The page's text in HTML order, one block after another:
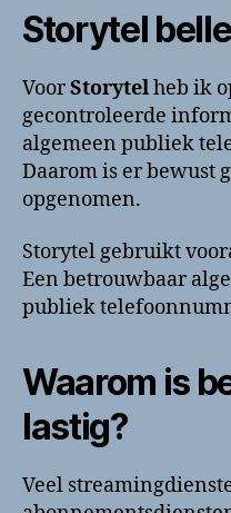
Storytel
VoorStorytelheb ik
gecontroleerde
algemeen publiek
Daarom is er bewust
opgenomen.
Storytel gebruikt
Een betrouwbaar
publiek
Waarom is
lastig?
Veel